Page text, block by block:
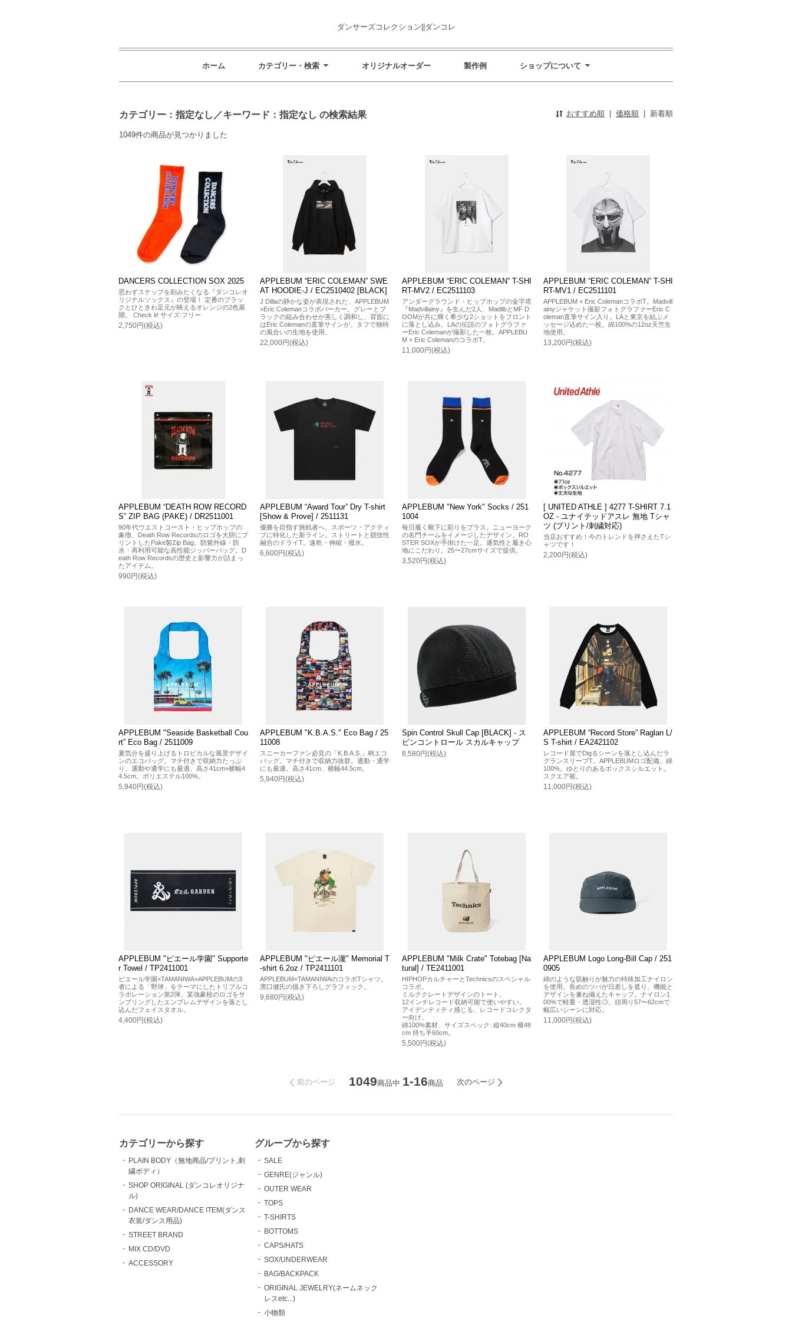
ダンサーズコレクション||ダンコレ
ホーム カテゴリー・検索 オリジナルオーダー 製作例 ショップについて
カテゴリー：指定なし／キーワード：指定なし の検索結果 おすすめ順 | 価格順 | 新着順
1049件の商品が見つかりました
DANCERS COLLECTION SOX 2025
思わずステップを刻みたくなる『ダンコレオ
リジナルソックス』の登場！ 定番のブラッ
クとひときわ足元が映えるオレンジの2色展
開。 Check it! サイズ:フリー
2,750円(税込)
APPLEBUM “ERIC COLEMAN” SWE
AT HOODIE-J / EC2510402 [BLACK]
J Dillaの静かな姿が表現された、APPLEBUM
×Eric Colemanコラボパーカー。グレーとブ
ラックの組み合わせが美しく調和し、背面に
はEric Colemanの直筆サインが。タフで独特
の風合いの生地を使用。
22,000円(税込)
APPLEBUM “ERIC COLEMAN” T-SHI
RT-MV2 / EC2511103
アンダーグラウンド・ヒップホップの金字塔
『Madvillainy』を生んだ2人、MadlibとMF D
OOMが共に輝く希少な2ショットをフロント
に落とし込み。LAの伝説のフォトグラファ
ーEric Colemanが撮影した一枚。APPLEBU
M × Eric ColemanのコラボT。
11,000円(税込)
APPLEBUM “ERIC COLEMAN” T-SHI
RT-MV1 / EC2511101
APPLEBUM × Eric ColemanコラボT。Madvill
ainyジャケット撮影フォトグラファーEric C
oleman直筆サイン入り。LAと東京を結ぶメ
ッセージ込めた一枚。綿100%の12oz天竺生
地使用。
13,200円(税込)
APPLEBUM “DEATH ROW RECORD
S” ZIP BAG (PAKE) / DR2511001
90年代ウエストコースト・ヒップホップの
象徴、Death Row Recordsのロゴを大胆にプ
リントしたPake製Zip Bag。防紫外線・防
水・再利用可能な高性能ジッパーバッグ。D
eath Row Recordsの歴史と影響力が詰まっ
たアイテム。
990円(税込)
APPLEBUM “Award Tour” Dry T-shirt
[Show & Prove] / 2511131
優勝を目指す挑戦者へ。スポーツ・アクティ
ブに特化した新ライン。ストリートと競技性
融合のドライT。速乾・伸縮・撥水。
6,600円(税込)
APPLEBUM "New York" Socks / 251
1004
毎日履く靴下に彩りをプラス。ニューヨーク
の名門チームをイメージしたデザイン。RO
STER SOXが手掛けた一足。通気性と履き心
地にこだわり、25〜27cmサイズで提供。
3,520円(税込)
[ UNITED ATHLE ] 4277 T-SHIRT 7.1
OZ - ユナイテッドアスレ 無地 Tシャ
ツ (プリント/刺繍対応)
当店おすすめ！今のトレンドを押さえたTシ
ャツです！
2,200円(税込)
APPLEBUM "Seaside Basketball Cou
rt” Eco Bag / 2511009
夏気分を盛り上げるトロピカルな風景デザイ
ンのエコバッグ。マチ付きで収納力たっぷ
り。通勤や通学にも最適。高さ41cm×横幅4
4.5cm。ポリエステル100%。
5,940円(税込)
APPLEBUM "K.B.A.S." Eco Bag / 25
11008
スニーカーファン必見の「K.B.A.S.」柄エコ
バッグ。マチ付きで収納力抜群。通勤・通学
にも最適。高さ41cm、横幅44.5cm。
5,940円(税込)
Spin Control Skull Cap [BLACK] - ス
ピンコントロール スカルキャップ
8,580円(税込)
APPLEBUM “Record Store” Raglan L/
S T-shirt / EA2421102
レコード屋でDigるシーンを落とし込んだラ
グランスリーブT。APPLEBUMロゴ配備。綿
100%。ゆとりのあるボックスシルエット。
スクエア裾。
11,000円(税込)
APPLEBUM "ピエール学園" Supporte
r Towel / TP2411001
ピエール学園×TAMANIWA×APPLEBUMの3
者による「野球」をテーマにしたトリプルコ
ラボレーション第2弾。某強豪校のロゴをサ
ンプリングしたエンブレムデザインを落とし
込んだフェイスタオル。
4,400円(税込)
APPLEBUM "ピエール瀧" Memorial T
-shirt 6.2oz / TP2411101
APPLEBUM×TAMANIWAのコラボTシャツ。
濱口健氏の描き下ろしグラフィック。
9,680円(税込)
APPLEBUM "Milk Crate" Totebag [Na
tural] / TE2411001
HIPHOPカルチャーとTechnicsのスペシャル
コラボ。
ミルククレートデザインのトート。
12インチレコード収納可能で使いやすい。
アイデンティティ感じる、レコードコレクタ
ー向け。
綿100%素材、サイズスペック: 縦40cm 横48
cm 持ち手60cm。
5,500円(税込)
APPLEBUM Logo Long-Bill Cap / 251
0905
綿のような肌触りが魅力の特殊加工ナイロン
を使用。長めのツバが日差しを遮り、機能と
デザインを兼ね備えたキャップ。ナイロン1
00%で軽量・透湿性◎。頭周り57〜62cmで
幅広いシーンに対応。
11,000円(税込)
前のページ 1049商品中 1-16商品 次のページ
カテゴリーから探す
PLAIN BODY（無地商品/プリント,刺
繍ボディ）
SHOP ORIGINAL (ダンコレオリジナ
ル)
DANCE WEAR/DANCE ITEM(ダンス
衣装/ダンス用品)
STREET BRAND
MIX CD/DVD
ACCESSORY
グループから探す
SALE
GENRE(ジャンル)
OUTER WEAR
TOPS
T-SHIRTS
BOTTOMS
CAPS/HATS
SOX/UNDERWEAR
BAG/BACKPACK
ORIGINAL JEWELRY(ネームネック
レスetc...)
小物類